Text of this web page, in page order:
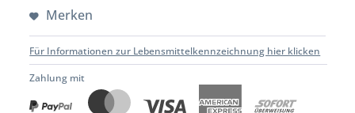
Merken
Für Informationen zur Lebensmittelkennzeichnung hier klicken
Zahlung mit